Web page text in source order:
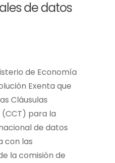
de datos
de Economía
Exenta que
Cláusulas
para la
de datos
con las
la comisión de